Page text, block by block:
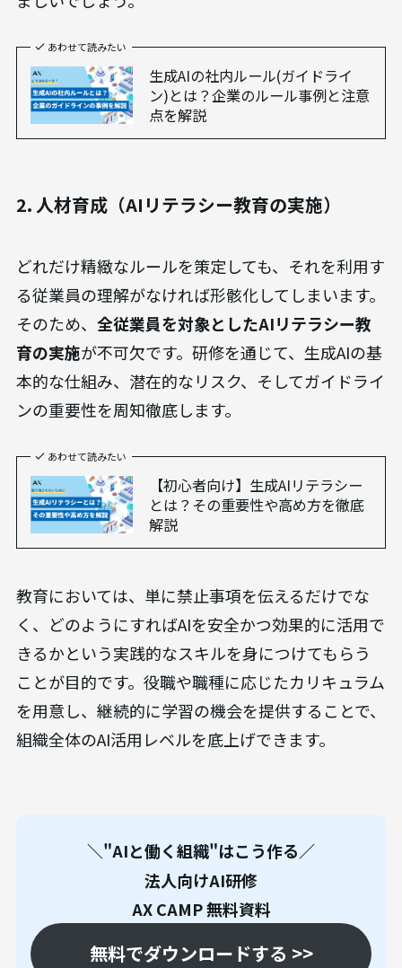
め、人間によるファクトチェックのプロセスを必
ず組み込むことが重要です。特に、外部に公開する
情報や、重要な意思決定に用いる情報については、
生成AIの社内ルール(ガイドライ
ン)とは？企業のルール事例と注意
点を解説
2. 人材育成（AIリテラシー教育の実施）
る従業員の理解がなければ形骸化してしまいます。
そのため、全従業員を対象としたAIリテラシー教
育の実施が不可欠です。研修を通じて、生成AIの基
ンの重要性を周知徹底します。
あわせて読みたい
【初心者向け】生成AIリテラシー
とは？その重要性や高め方を徹底
解説
ことが目的です。役職や職種に応じたカリキュラム
を用意し、継続的に学習の機会を提供することで、
組織全体のAI活用レベルを底上げできます。